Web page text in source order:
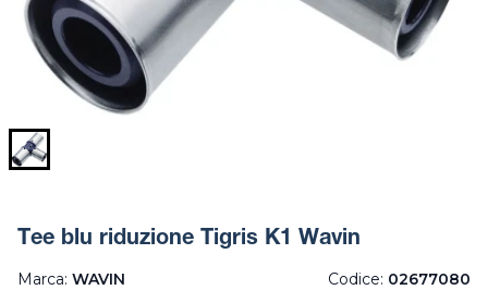
Tee blu riduzione Tigris K1 Wavin
Marca: WAVIN Codice: 02677080